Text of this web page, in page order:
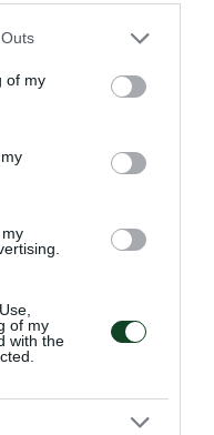
one or more Google
You may click to
its third-party tags to
in below Google
of my
of my
with the
δύο τελικούς την